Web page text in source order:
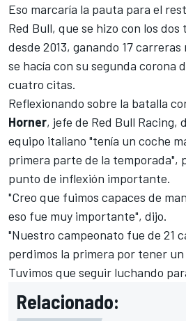
Eso marcaría la pauta para el
Red Bull, que se hizo con los
desde 2013, ganando 17
se hacía con su segunda corona
cuatro citas.
Reflexionando sobre la batalla
Horner, jefe de Red Bull Racing,
equipo italiano "tenía un coche
primera parte de la temporada",
punto de inflexión importante.
"Creo que fuimos capaces de
eso fue muy importante", dijo.
"Nuestro campeonato fue de 21
perdimos la primera por tener
Tuvimos que seguir luchando
Relacionado: